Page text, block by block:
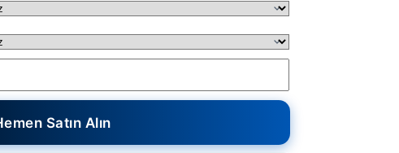
Satın Alın